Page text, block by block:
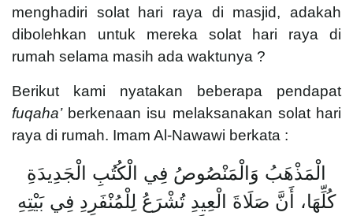
menghadiri solat hari raya di masjid, adakah
dibolehkan untuk mereka solat hari raya di
rumah selama masih ada waktunya ?
Berikut kami nyatakan beberapa pendapat
fuqaha’berkenaan isu melaksanakan solat hari
raya di rumah. Imam Al-Nawawi berkata :
الْمَذْهَبُ وَالْمَنْصُوصُ فِي الْكُتُبِ الْجَدِيدَةِ
كُلِّهَا، أَنَّ صَلَاةَ الْعِيدِ تُشْرَعُ لِلْمُنْفَرِدِ فِي بَيْتِهِ